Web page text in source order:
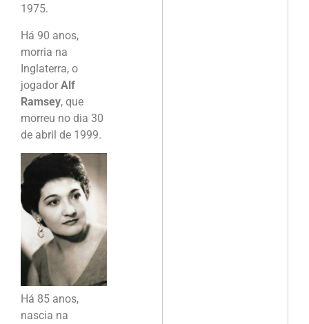
1975.
Há 90 anos,
morria na
Inglaterra, o
jogador Alf
Ramsey, que
morreu no dia 30
de abril de 1999.
Há 85 anos,
nascia na